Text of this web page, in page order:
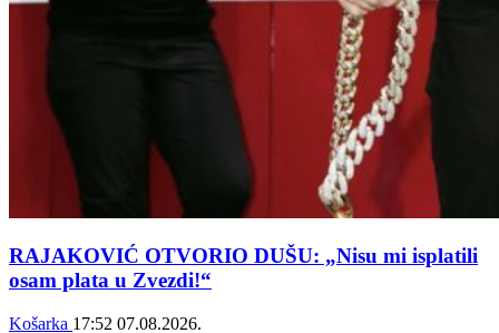
RAJAKOVIĆ OTVORIO DUŠU: „Nisu mi isplatili
osam plata u Zvezdi!“
Košarka 17:52 07.08.2026.